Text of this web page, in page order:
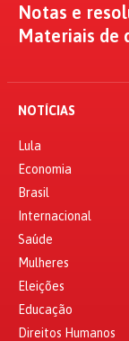
Notas e
Materiais de
NOTÍCIAS
Lula
Economia
Brasil
Internacional
Saúde
Mulheres
Eleições
Educação
Direitos Humanos